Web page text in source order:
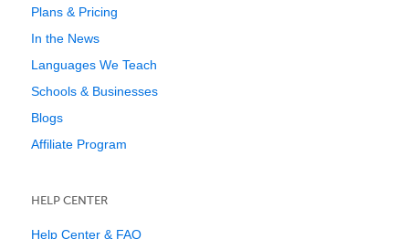
Plans & Pricing
In the News
Languages We Teach
Schools & Businesses
Blogs
Affiliate Program
HELP CENTER
Help Center & FAQ